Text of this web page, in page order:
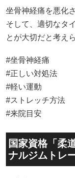
坐骨神経痛を悪化
そして、適切なタ
とが大切だと考え
#坐骨神経痛
#正しい対処法
#軽い運動
#ストレッチ方法
#来院目安
国家資格「柔
ナルジムトレ